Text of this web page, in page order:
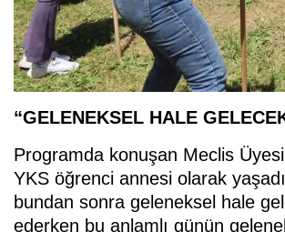
“GELENEKSEL HALE
Programda konuşan Meclis
YKS öğrenci annesi olarak
bundan sonra geleneksel hale
ederken bu anlamlı günün